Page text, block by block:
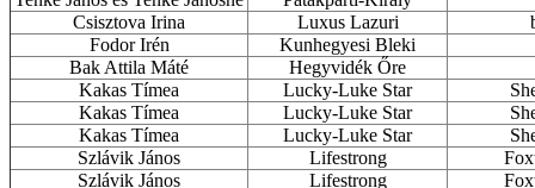
Csisztova Irina
Luxus Lazuri
Fodor Irén
Kunhegyesi Bleki
Bak Attila Máté
Hegyvidék Őre
Kakas Tímea
Lucky-Luke Star
Kakas Tímea
Lucky-Luke Star
Kakas Tímea
Lucky-Luke Star
Szlávik János
Lifestrong
Szlávik János
Lifestrong